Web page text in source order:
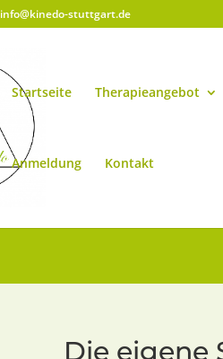
info@kinedo-stuttgart.de
Startseite Therapieangebot
Anmeldung Kontakt
Die eigene